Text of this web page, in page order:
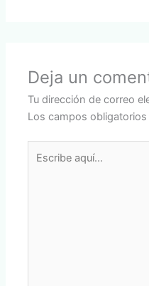
Deja un
Tu dirección de correo
Los campos
aquí...